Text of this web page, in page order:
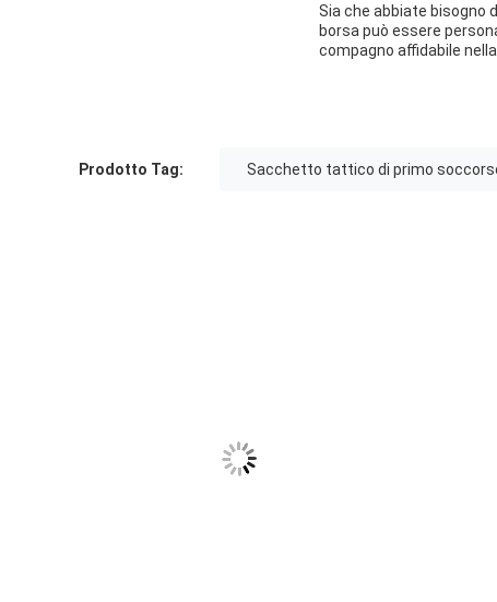
Sia che abbiate bisogno
borsa può essere
compagno affidabile
Prodotto Tag: Sacchetto tattico di primo